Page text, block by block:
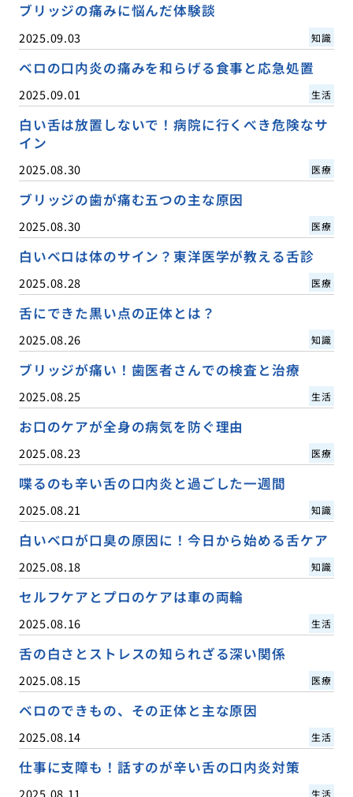
ブリッジの痛みに悩んだ体験談
2025.09.03 知識
ベロの口内炎の痛みを和らげる食事と応急処置
2025.09.01 生活
白い舌は放置しないで！病院に行くべき危険なサ
イン
2025.08.30 医療
ブリッジの歯が痛む五つの主な原因
2025.08.30 医療
白いベロは体のサイン？東洋医学が教える舌診
2025.08.28 医療
舌にできた黒い点の正体とは？
2025.08.26 知識
ブリッジが痛い！歯医者さんでの検査と治療
2025.08.25 生活
お口のケアが全身の病気を防ぐ理由
2025.08.23 医療
喋るのも辛い舌の口内炎と過ごした一週間
2025.08.21 知識
白いベロが口臭の原因に！今日から始める舌ケア
2025.08.18 知識
セルフケアとプロのケアは車の両輪
2025.08.16 生活
舌の白さとストレスの知られざる深い関係
2025.08.15 医療
ベロのできもの、その正体と主な原因
2025.08.14 生活
仕事に支障も！話すのが辛い舌の口内炎対策
生活